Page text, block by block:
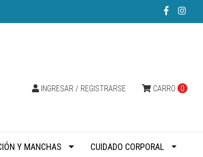
CARRO 0
INGRESAR / REGISTRARSE
Y MANCHAS CUIDADO CORPORAL